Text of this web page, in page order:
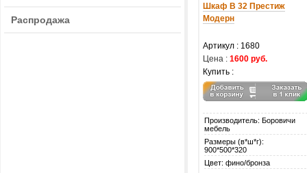
Распродажа
Шкаф В 32 Престиж
Модерн
Артикул : 1680
Цена : 1600 руб.
Купить :
Производитель: Боровичи
мебель
Размеры (в*ш*г):
900*500*320
Цвет: фино/бронза